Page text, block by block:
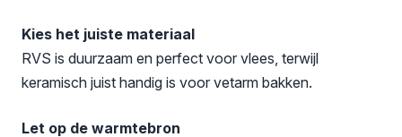
Kies het juiste materiaal
RVS is duurzaam en perfect voor vlees, terwijl
keramisch juist handig is voor vetarm bakken.
Let op de warmtebron